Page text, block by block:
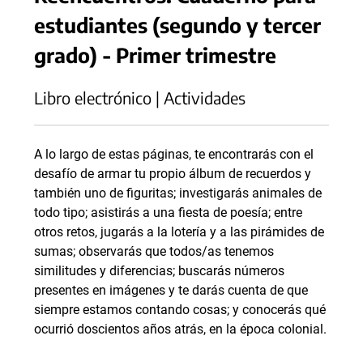
estudiantes (segundo y tercer
grado) - Primer trimestre
Libro electrónico | Actividades
A lo largo de estas páginas, te encontrarás con el
desafío de armar tu propio álbum de recuerdos y
también uno de figuritas; investigarás animales de
todo tipo; asistirás a una fiesta de poesía; entre
otros retos, jugarás a la lotería y a las pirámides de
sumas; observarás que todos/as tenemos
similitudes y diferencias; buscarás números
presentes en imágenes y te darás cuenta de que
siempre estamos contando cosas; y conocerás qué
ocurrió doscientos años atrás, en la época colonial.